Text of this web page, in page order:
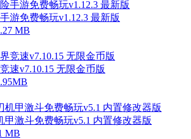
游免费畅玩v1.12.3 最新版
MB
速v7.10.15 无限金币版
甲激斗免费畅玩v5.1 内置修改器版
MB